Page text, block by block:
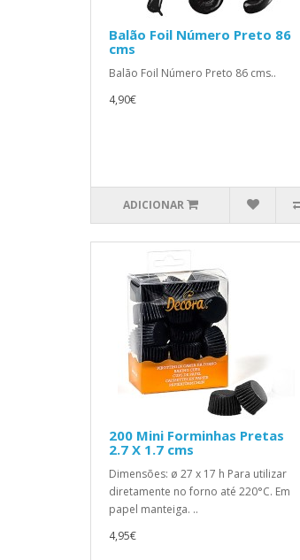
Balão Foil Número Preto 86
cms
Balão Foil Número Preto 86 cms..
4,90€
ADICIONAR
200 Mini Forminhas Pretas
2.7 X 1.7 cms
Dimensões: ø 27 x 17 h Para utilizar
diretamente no forno até 220°C. Em
papel manteiga. ..
4,95€